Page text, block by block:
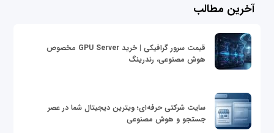
آخرین مطالب
قیمت سرور گرافیکی | خرید GPU Server مخصوص
هوش مصنوعی، رندرینگ
سایت شرکتی حرفه‌ای؛ ویترین دیجیتال شما در عصر
جستجو و هوش مصنوعی